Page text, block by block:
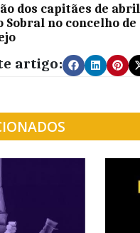
dos capitães de abril
Sobral no concelho de
artigo: